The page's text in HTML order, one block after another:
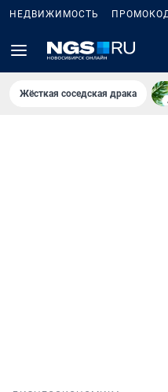
НЕДВИЖИМОСТЬ
Жёсткая соседская драка